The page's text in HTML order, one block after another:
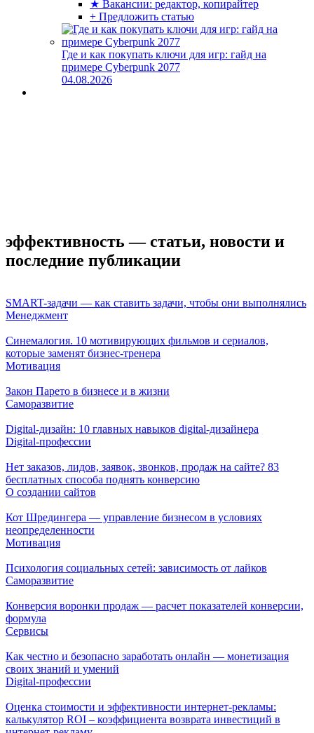
★ Вакансии: редактор, копирайтер
+ Предложить статью
Где и как покупать ключи для игр: гайд на
примере Cyberpunk 2077
04.08.2026
эффективность — статьи, новости и
последние публикации
SMART-задачи — как ставить задачи, чтобы они выполнялись
Менеджмент
Синемалогия. 10 мотивирующих фильмов и сериалов,
которые заменят бизнес-тренера
Мотивация
Закон Парето в бизнесе и в жизни
Саморазвитие
Digital-дизайн: 10 главных навыков digital-дизайнера
Digital-профессии
Нет заказов, лидов, заявок, звонков, продаж на сайте? 83
бесплатных способа поднять конверсию
О создании сайтов
Кот Шредингера — управление бизнесом в условиях
неопределенности
Мотивация
Психология социальных сетей: зависимость от лайков
Саморазвитие
Конверсия воронки продаж — расчет показателей конверсии,
формула
Сервисы
Как честно и безопасно заработать онлайн — монетизация
своих знаний и умений
Digital-профессии
Оценка стоимости и эффективности интернет-рекламы:
калькулятор ROI – коэффициента возврата инвестиций в